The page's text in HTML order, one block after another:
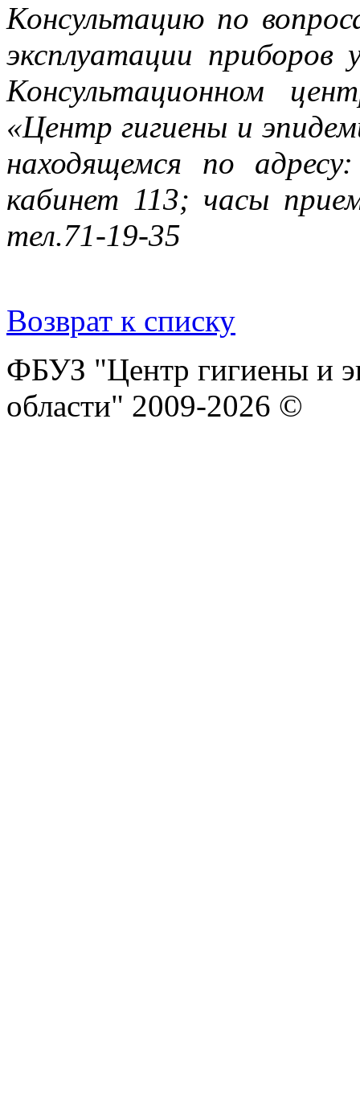
Консультацию по
эксплуатации
Консультационном
«Центр гигиены и
находящемся по
кабинет 113; часы
тел.71-19-35
Возврат к списку
ФБУЗ "Центр гигиены и
области" 2009-2026 ©